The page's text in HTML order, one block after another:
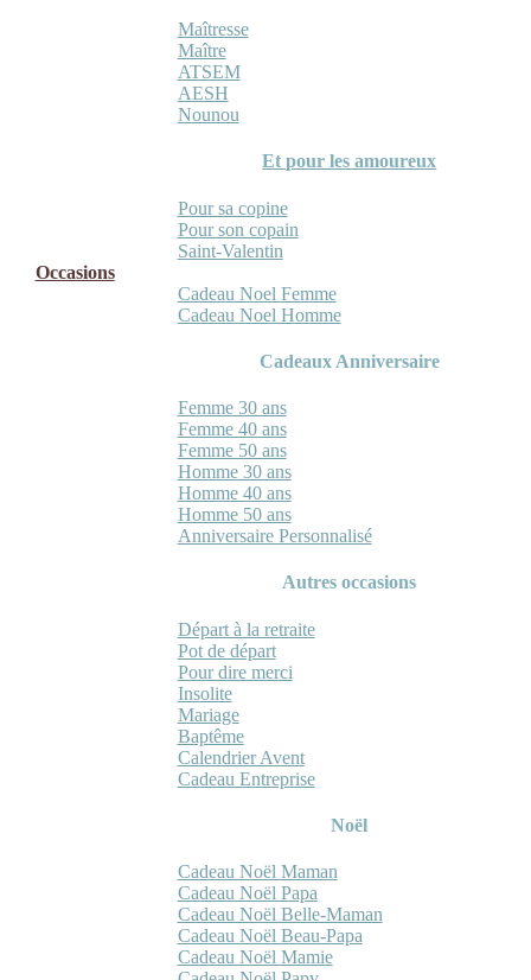
Maîtresse
Maître
ATSEM
AESH
Nounou
Et pour les amoureux
Pour sa copine
Pour son copain
Saint-Valentin
Occasions
Cadeau Noel Femme
Cadeau Noel Homme
Cadeaux Anniversaire
Femme 30 ans
Femme 40 ans
Femme 50 ans
Homme 30 ans
Homme 40 ans
Homme 50 ans
Anniversaire Personnalisé
Autres occasions
Départ à la retraite
Pot de départ
Pour dire merci
Insolite
Mariage
Baptême
Calendrier Avent
Cadeau Entreprise
Noël
Cadeau Noël Maman
Cadeau Noël Papa
Cadeau Noël Belle-Maman
Cadeau Noël Beau-Papa
Cadeau Noël Mamie